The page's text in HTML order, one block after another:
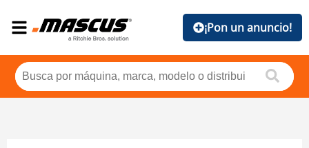
¡Pon un anuncio!